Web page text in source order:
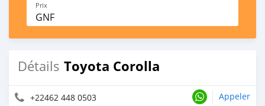
Prix
GNF
Détails Toyota Corolla
+22462 448 0503 Appeler